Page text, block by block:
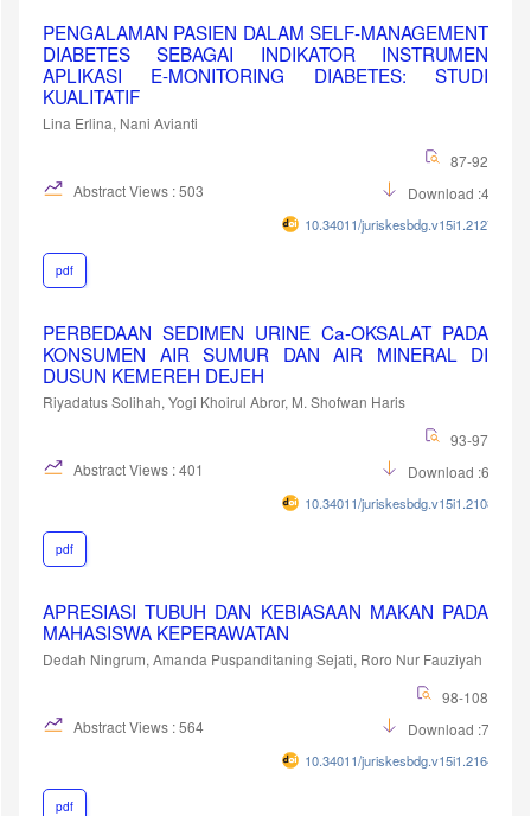
PENGALAMAN PASIEN DALAM SELF-MANAGEMENT
DIABETES SEBAGAI INDIKATOR INSTRUMEN
APLIKASI E-MONITORING DIABETES: STUDI
KUALITATIF
Lina Erlina, Nani Avianti
87-92
Abstract Views : 503
Download :462
10.34011/juriskesbdg.v15i1.2127
pdf
PERBEDAAN SEDIMEN URINE Ca-OKSALAT PADA
KONSUMEN AIR SUMUR DAN AIR MINERAL DI
DUSUN KEMEREH DEJEH
Riyadatus Solihah, Yogi Khoirul Abror, M. Shofwan Haris
93-97
Abstract Views : 401
Download :689
10.34011/juriskesbdg.v15i1.2108
pdf
APRESIASI TUBUH DAN KEBIASAAN MAKAN PADA
MAHASISWA KEPERAWATAN
Dedah Ningrum, Amanda Puspanditaning Sejati, Roro Nur Fauziyah
98-108
Abstract Views : 564
Download :743
10.34011/juriskesbdg.v15i1.2164
pdf